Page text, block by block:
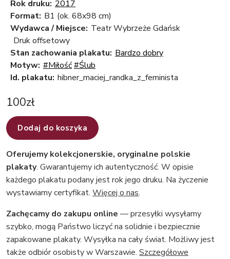
Rok druku: 2017
Format: B1 (ok. 68x98 cm)
Wydawca / Miejsce: Teatr Wybrzeże Gdańsk
Druk offsetowy
Stan zachowania plakatu: Bardzo dobry
Motyw: #Miłość#Ślub
Id. plakatu: hibner_maciej_randka_z_feminista
100zł
Dodaj do koszyka
Oferujemy kolekcjonerskie, oryginalne polskie
plakaty. Gwarantujemy ich autentyczność. W opisie
każdego plakatu podany jest rok jego druku. Na życzenie
wystawiamy certyfikat. Więcej o nas.
Zachęcamy do zakupu online — przesyłki wysyłamy
szybko, mogą Państwo liczyć na solidnie i bezpiecznie
zapakowane plakaty. Wysyłka na cały świat. Możliwy jest
także odbiór osobisty w Warszawie. Szczegółowe